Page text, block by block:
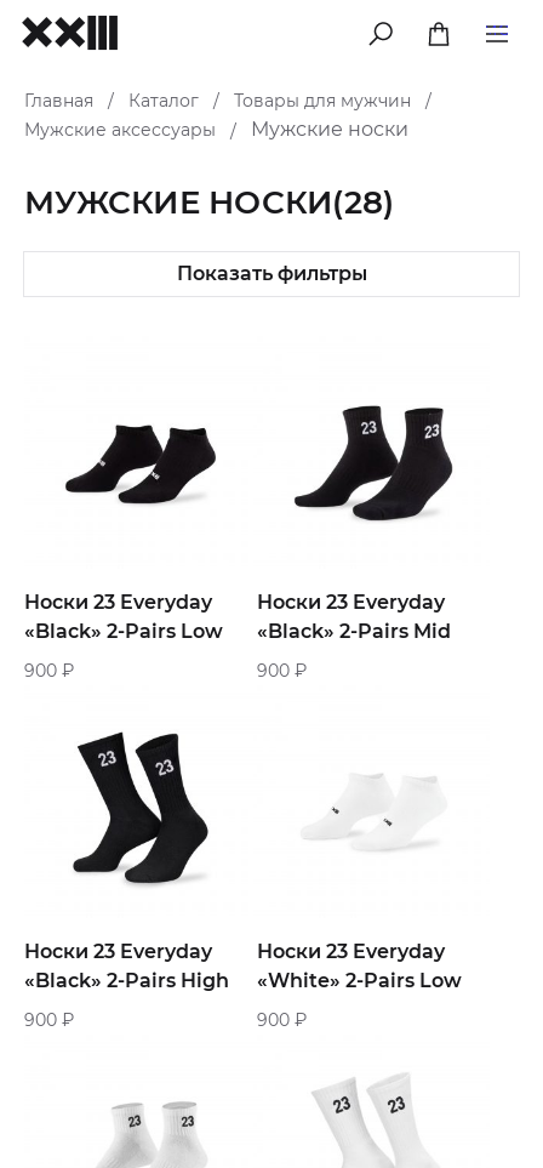
меню
Главная / Каталог / Товары для мужчин
/
Мужские аксессуары
/ Мужские носки
МУЖСКИЕ НОСКИ(28)
Показать фильтры
Носки 23 Everyday
«Black» 2-Pairs Low
900 ₽
Носки 23 Everyday
«Black» 2-Pairs Mid
900 ₽
Носки 23 Everyday
«Black» 2-Pairs High
900 ₽
Носки 23 Everyday
«White» 2-Pairs Low
900 ₽